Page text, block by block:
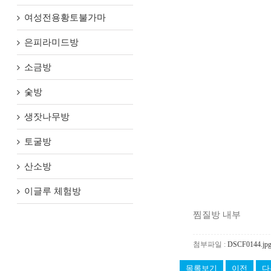
찜질방 내부
첨부파일 : DSCF0144.jpg
목록보기 이전
여성전용황토불가마
은피라미드방
소금방
숯방
생잣나무방
토굴방
산소방
이글루 체험방